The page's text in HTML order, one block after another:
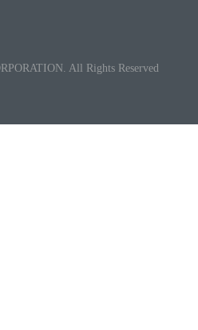
All Rights Reserved